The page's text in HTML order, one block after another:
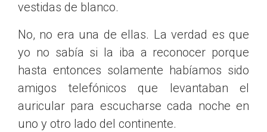
vestidas de blanco.
No, no era una de ellas. La verdad es que
yo no sabía si la iba a reconocer porque
hasta entonces solamente habíamos sido
amigos telefónicos que levantaban el
auricular para escucharse cada noche en
uno y otro lado del continente.